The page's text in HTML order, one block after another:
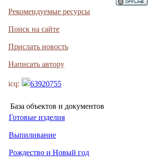
Рекомендуемые ресурсы
Поиск на сайте
Прислать новость
Написать автору
icq: 63920755
База объектов и документов
Готовые изделия
Выпиливание
Рождество и Новый год